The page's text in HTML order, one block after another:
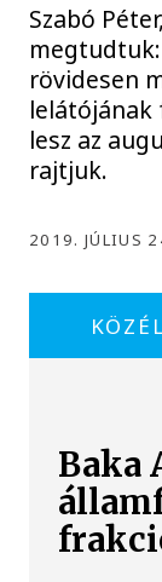
Szabó
rövidesen
lelátójának
lesz az
rajtjuk.
2019. JÚLIUS
Baka